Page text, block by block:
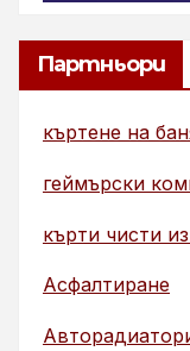
Партньори
къртене на
геймърски
кърти чисти
Асфалтиране